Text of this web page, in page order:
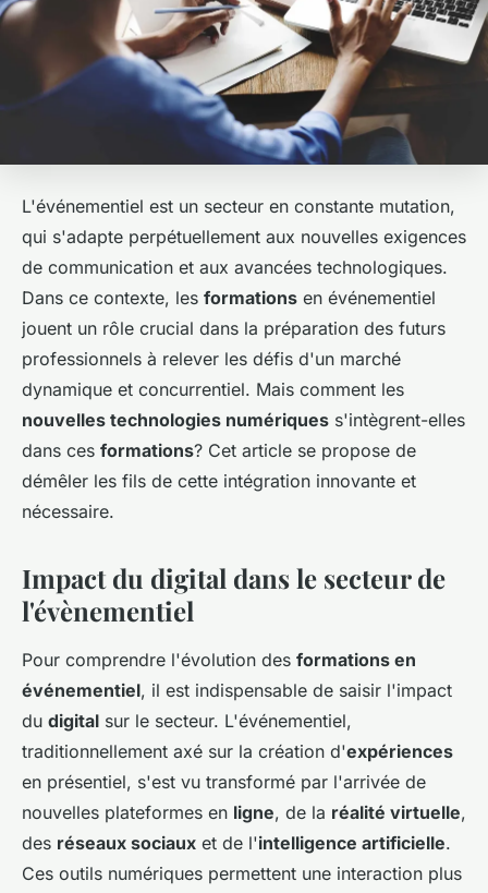
L'événementiel est un secteur en constante mutation,
qui s'adapte perpétuellement aux nouvelles exigences
de communication et aux avancées technologiques.
Dans ce contexte, les formations en événementiel
jouent un rôle crucial dans la préparation des futurs
professionnels à relever les défis d'un marché
dynamique et concurrentiel. Mais comment les
nouvelles technologies numériques s'intègrent-elles
dans ces formations? Cet article se propose de
démêler les fils de cette intégration innovante et
nécessaire.
Impact du digital dans le secteur de
l'évènementiel
Pour comprendre l'évolution des formations en
événementiel, il est indispensable de saisir l'impact
du digital sur le secteur. L'événementiel,
traditionnellement axé sur la création d'expériences
en présentiel, s'est vu transformé par l'arrivée de
nouvelles plateformes en ligne, de la réalité virtuelle,
des réseaux sociaux et de l'intelligence artificielle.
Ces outils numériques permettent une interaction plus